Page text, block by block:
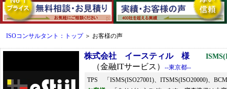
ISOコンサルタント：トップ＞ お客様の声
株式会社 イースティル 様
（金融ITサービス）
--東京都--
TPS 「ISMS(ISO27001)、ITSMS(ISO20000)、